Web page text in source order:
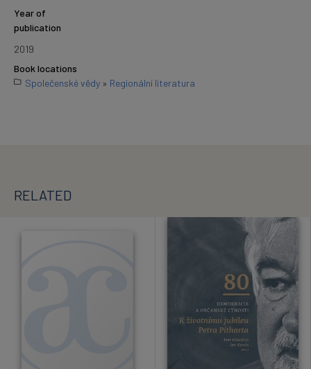
Year of
publication
2019
Book locations
Společenské vědy » Regionální literatura
RELATED